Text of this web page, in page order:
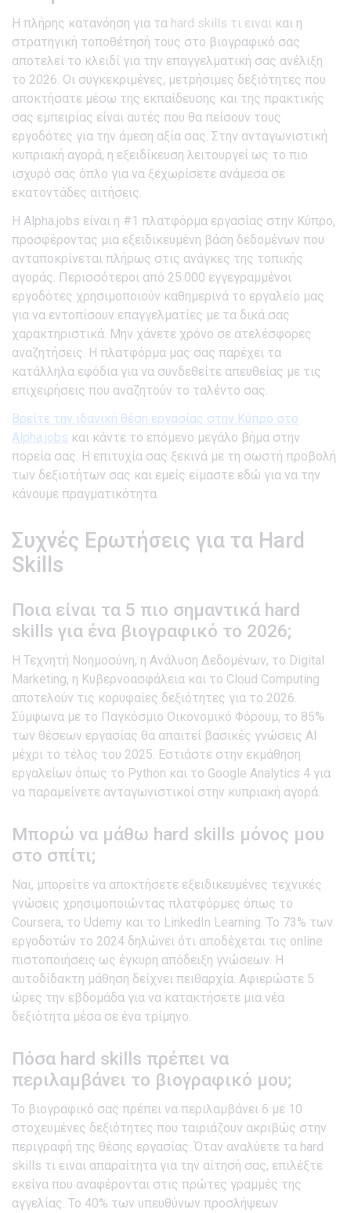
Η πλήρης κατανόηση για τα hard skills τι ειναι και η
στρατηγική τοποθέτησή τους στο βιογραφικό σας
αποτελεί το κλειδί για την επαγγελματική σας ανέλιξη
το 2026. Οι συγκεκριμένες, μετρήσιμες δεξιότητες που
αποκτήσατε μέσω της εκπαίδευσης και της πρακτικής
σας εμπειρίας είναι αυτές που θα πείσουν τους
εργοδότες για την άμεση αξία σας. Στην ανταγωνιστική
κυπριακή αγορά, η εξειδίκευση λειτουργεί ως το πιο
ισχυρό σας όπλο για να ξεχωρίσετε ανάμεσα σε
εκατοντάδες αιτήσεις.
Η Alpha.jobs είναι η #1 πλατφόρμα εργασίας στην Κύπρο,
προσφέροντας μια εξειδικευμένη βάση δεδομένων που
ανταποκρίνεται πλήρως στις ανάγκες της τοπικής
αγοράς. Περισσότεροι από 25.000 εγγεγραμμένοι
εργοδότες χρησιμοποιούν καθημερινά το εργαλείο μας
για να εντοπίσουν επαγγελματίες με τα δικά σας
χαρακτηριστικά. Μην χάνετε χρόνο σε ατελέσφορες
αναζητήσεις. Η πλατφόρμα μας σας παρέχει τα
κατάλληλα εφόδια για να συνδεθείτε απευθείας με τις
επιχειρήσεις που αναζητούν το ταλέντο σας.
Βρείτε την ιδανική θέση εργασίας στην Κύπρο στο
Alpha.jobs και κάντε το επόμενο μεγάλο βήμα στην
πορεία σας. Η επιτυχία σας ξεκινά με τη σωστή προβολή
των δεξιοτήτων σας και εμείς είμαστε εδώ για να την
κάνουμε πραγματικότητα.
Συχνές Ερωτήσεις για τα Hard
Skills
Ποια είναι τα 5 πιο σημαντικά hard
skills για ένα βιογραφικό το 2026;
Η Τεχνητή Νοημοσύνη, η Ανάλυση Δεδομένων, το Digital
Marketing, η Κυβερνοασφάλεια και το Cloud Computing
αποτελούν τις κορυφαίες δεξιότητες για το 2026.
Σύμφωνα με το Παγκόσμιο Οικονομικό Φόρουμ, το 85%
των θέσεων εργασίας θα απαιτεί βασικές γνώσεις AI
μέχρι το τέλος του 2025. Εστιάστε στην εκμάθηση
εργαλείων όπως το Python και το Google Analytics 4 για
να παραμείνετε ανταγωνιστικοί στην κυπριακή αγορά.
Μπορώ να μάθω hard skills μόνος μου
στο σπίτι;
Ναι, μπορείτε να αποκτήσετε εξειδικευμένες τεχνικές
γνώσεις χρησιμοποιώντας πλατφόρμες όπως το
Coursera, το Udemy και το LinkedIn Learning. Το 73% των
εργοδοτών το 2024 δηλώνει ότι αποδέχεται τις online
πιστοποιήσεις ως έγκυρη απόδειξη γνώσεων. Η
αυτοδίδακτη μάθηση δείχνει πειθαρχία. Αφιερώστε 5
ώρες την εβδομάδα για να κατακτήσετε μια νέα
δεξιότητα μέσα σε ένα τρίμηνο.
Πόσα hard skills πρέπει να
περιλαμβάνει το βιογραφικό μου;
Το βιογραφικό σας πρέπει να περιλαμβάνει 6 με 10
στοχευμένες δεξιότητες που ταιριάζουν ακριβώς στην
περιγραφή της θέσης εργασίας. Όταν αναλύετε τα hard
skills τι ειναι απαραίτητα για την αίτησή σας, επιλέξτε
εκείνα που αναφέρονται στις πρώτες γραμμές της
αγγελίας. Το 40% των υπευθύνων προσλήψεων